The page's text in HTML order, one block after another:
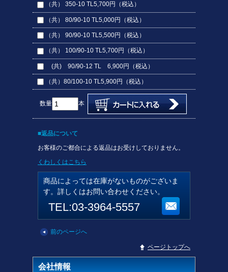
（共） 350-10 TL5,700円（税込）
（共） 80/90-10 TL 5,000円（税込）
（共） 90/90-10 TL5,500円（税込）
（共） 100/90-10 TL5,700円（税込）
(共) 90/90-12 TL 6,900円（税込）
（共）80/100-10 TL5,900円（税込）
数量 本
■返品について
お客様のご都合による返品はお受けしておりません。
くわしくはこちら
商品によっては在庫がないものがございま
す。詳しくはお問い合わせください。
TEL:03-3964-5557
▲ 前のページへ
ページトップへ
会社情報